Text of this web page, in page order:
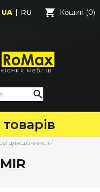
UA RU Кошик (0)
для дівчинки /